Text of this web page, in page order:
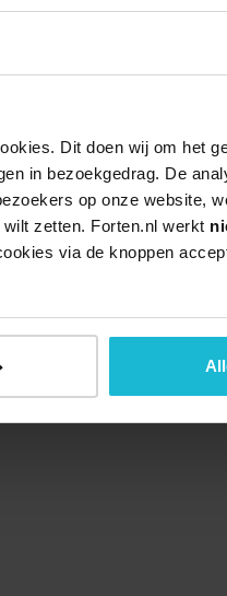
Dit doen wij om het
in bezoekgedrag. De
op onze website,
zetten. Forten.nl werkt
via de knoppen
Forten.nl wordt ondersteund